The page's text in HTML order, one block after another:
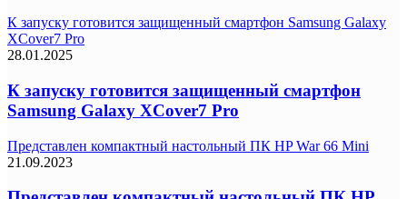
К запуску готовится защищенный смартфон Samsung Galaxy
XCover7 Pro
28.01.2025
К запуску готовится защищенный смартфон
Samsung Galaxy XCover7 Pro
Представлен компактный настольный ПК HP War 66 Mini
21.09.2023